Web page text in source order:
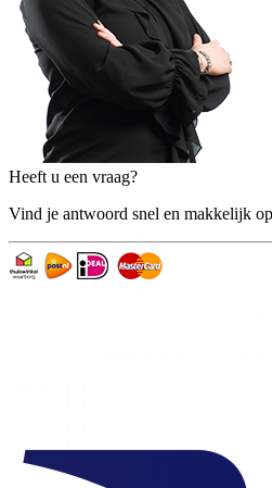
Heeft u een vraag?
Vind je antwoord snel en makkelijk